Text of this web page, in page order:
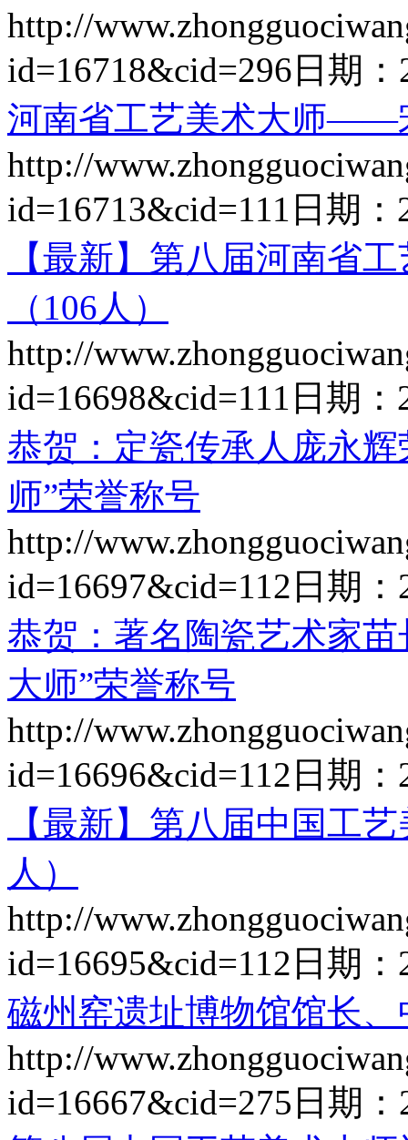
http://
id=16718&cid=296 日期：
河南省工艺美术大师——
http://
id=16713&cid=111 日期：
【最新】第八届河南省
（106人）
http://
id=16698&cid=111 日期：
恭贺：定瓷传承人庞永
师”荣誉称号
http://
id=16697&cid=112 日期：
恭贺：著名陶瓷艺术家
大师”荣誉称号
http://
id=16696&cid=112 日期：
【最新】第八届中国工
人）
http://
id=16695&cid=112 日期：
磁州窑遗址博物馆馆长
http://
id=16667&cid=275 日期：